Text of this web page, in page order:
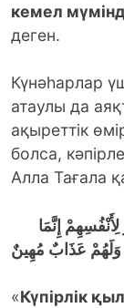
кемел
деген.
Күнәһарлар
атаулы да
ақыреттік
болса,
Алла Тағала
إِنَّمَا
وَلَهُمْ عَذَابٌ مُهِينٌ
«Күпірлік